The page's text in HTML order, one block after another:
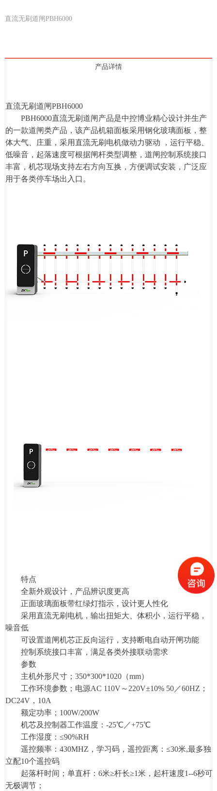
直流无刷道闸PBH6000
产品详情
直流无刷道闸PBH6000
PBH6000直流无刷道闸产品是中控博业精心设计并生产
的一款道闸类产品，该产品机箱面板采用钢化玻璃面板，整
体大气、庄重，采用直流无刷电机做动力驱动 ，运行平稳、
低噪音，起落速度可根据闸杆类型调整，道闸控制系统接口
丰富，机芯现场支持左右方向互换，方便调试安装，广泛应
用于各类停车场出入口。
特点
全新外观设计，产品辨识度更高
正面玻璃面板带红绿灯指示，设计更人性化
采用直流无刷电机，输出扭矩大、体积小，运行平稳，
噪音低
可设置道闸机芯正反向运行，支持断电自动开闸功能
控制系统接口丰富，满足各类外接联动需求
参数
主机外形尺寸；350*300*1020（mm）
工作环境参数；电源AC 110V～220V±10% 50／60HZ；
DC24V，10A
额定功率；100W/200W
机芯及控制器工作温度：-25℃／+75℃
工作湿度：≤90%RH
遥控频率：430MHZ，学习码，遥控距离：≤30米,最多独
立配10个遥控码
起落杆时间；单直杆：6米≥杆长≥1米，起杆速度1--6秒可
无极调节；